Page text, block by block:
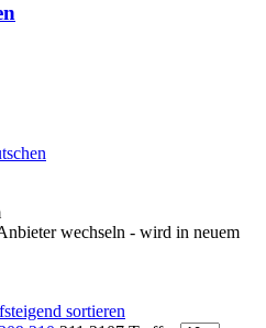
wechseln - wird in neuem
sortieren